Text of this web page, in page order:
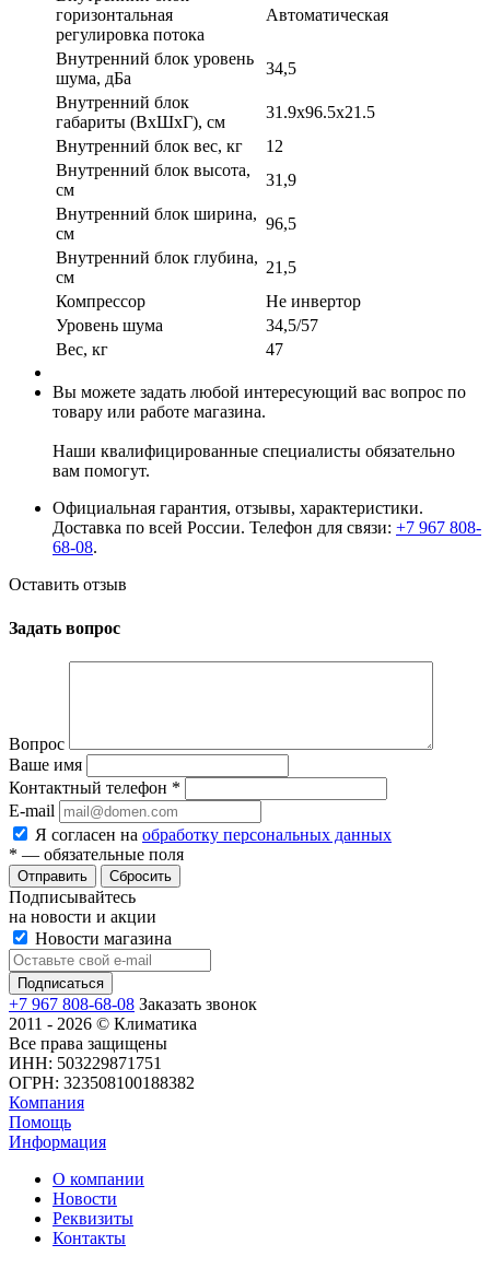
горизонтальная
регулировка потока
Автоматическая
Внутренний блок уровень
шума, дБа
34,5
Внутренний блок
габариты (ВхШхГ), см
31.9x96.5x21.5
Внутренний блок вес, кг
12
Внутренний блок высота,
см
31,9
Внутренний блок ширина,
см
96,5
Внутренний блок глубина,
см
21,5
Компрессор
Не инвертор
Уровень шума
34,5/57
Вес, кг
47
Вы можете задать любой интересующий вас вопрос по
товару или работе магазина.
Наши квалифицированные специалисты обязательно
вам помогут.
Официальная гарантия, отзывы, характеристики.
Доставка по всей России. Телефон для связи: +7 967 808-
68-08.
Оставить отзыв
Задать вопрос
Вопрос
Ваше имя
Контактный телефон *
E-mail
Я согласен на обработку персональных данных
* — обязательные поля
Сбросить
Подписывайтесь
на новости и акции
Новости магазина
+7 967 808-68-08 Заказать звонок
2011 - 2026 © Климатика
Все права защищены
ИНН: 503229871751
ОГРН: 323508100188382
Компания
Помощь
Информация
О компании
Новости
Реквизиты
Контакты